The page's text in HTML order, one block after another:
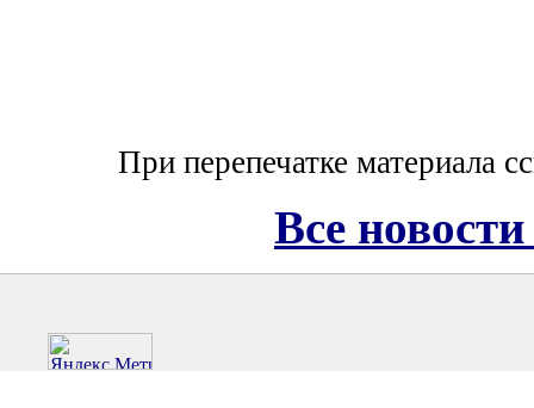
При перепечатке материала
Все